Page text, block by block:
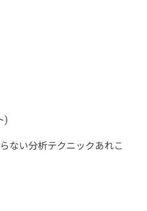
)
ない分析テクニックあれこ